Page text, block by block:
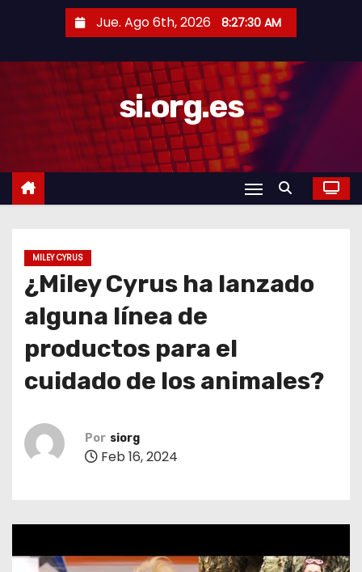
l
Jue. Ago 6th, 2026 8:27:31 AM
si.org.es
MILEY CYRUS
¿Miley Cyrus ha lanzado
alguna línea de
productos para el
cuidado de los animales?
Por siorg
Feb 16, 2024